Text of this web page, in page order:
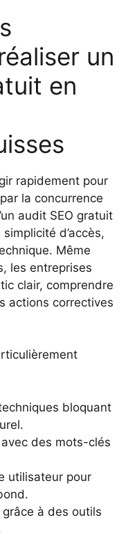
un
en
rapidement pour
la concurrence
audit SEO gratuit
d’accès,
Même
les entreprises
clair, comprendre
actions correctives
bloquant
des mots-clés
utilisateur pour
à des outils